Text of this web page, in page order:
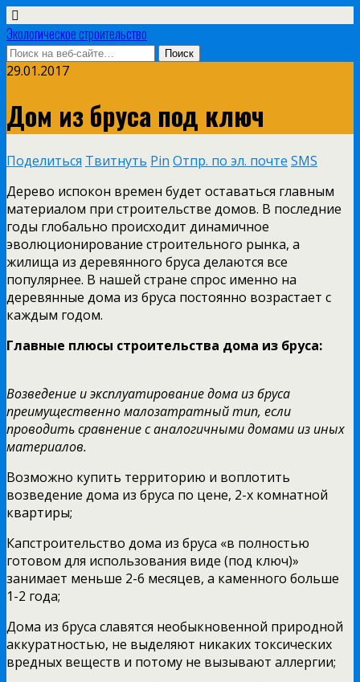
Экологическое строительство
29.01.2017
Дом из бруса под ключ
Поделиться Твитнуть Pin Отпр. по эл. почте SMS
Дерево испокон времен будет оставаться главным
материалом при строительстве домов. В последние
годы глобально происходит динамичное
эволюционирование строительного рынка, а
жилища из деревянного бруса делаются все
популярнее. В нашей стране спрос именно на
деревянные дома из бруса постоянно возрастает с
каждым годом.
Главные плюсы строительства дома из бруса:
Возведение и эксплуатирование дома из бруса
преимущественно малозатратный тип, если
проводить сравнение с аналогичными домами из иных
материалов.
Возможно купить территорию и воплотить
возведение дома из бруса по цене, 2-х комнатной
квартиры;
Капстроительство дома из бруса «в полностью
готовом для использования виде (под ключ)»
занимает меньше 2-6 месяцев, а каменного больше
1-2 года;
Дома из бруса славятся необыкновенной природной
аккуратностью, не выделяют никаких токсических
вредных веществ и потому не вызывают аллергии;